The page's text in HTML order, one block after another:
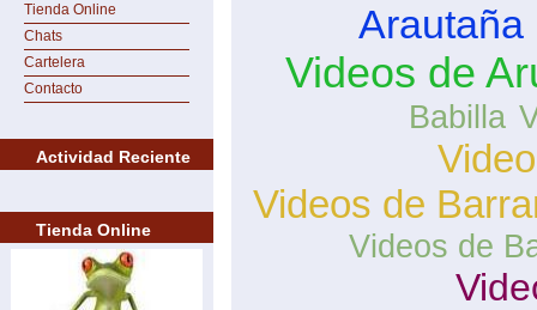
Tienda Online
Chats
Cartelera
Contacto
Actividad Reciente
Tienda Online
Arautaña
Videos de
Babilla
Videos de
Videos de